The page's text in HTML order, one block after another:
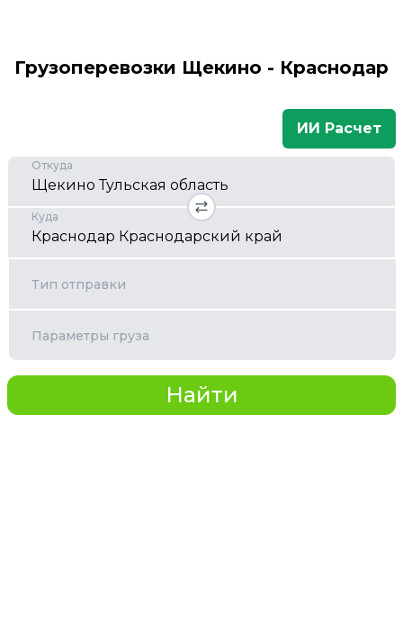
Грузоперевозки Щекино - Краснодар
ИИ Расчет
Откуда
Куда
Тип отправки
Параметры груза
Найти